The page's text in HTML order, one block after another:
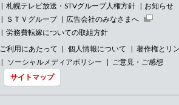
札幌テレビ放送・STVグループ人権方針
お知らせ
ＳＴＶグループ
広告会社のみなさまへ
労務費転嫁についての取組方針
ご利用にあたって 個人情報について
著作権とリ
ソーシャルメディアポリシー
ご意見・ご感想
サイトマップ